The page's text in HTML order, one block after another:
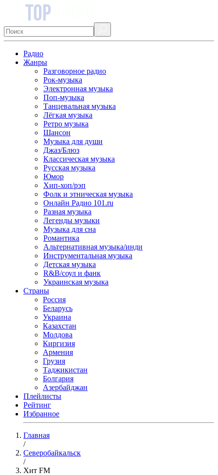
Радио
Жанры
Разговорное радио
Рок-музыка
Электронная музыка
Поп-музыка
Танцевальная музыка
Лёгкая музыка
Ретро музыка
Шансон
Музыка для души
Джаз/Блюз
Классическая музыка
Русская музыка
Юмор
Хип-хоп/рэп
Фолк и этническая музыка
Онлайн Радио 101.ru
Разная музыка
Легенды музыки
Музыка для сна
Романтика
Альтернативная музыка/инди
Инструментальная музыка
Детская музыка
R&B/cоул и фанк
Украинская музыка
Страны
Россия
Беларусь
Украина
Казахстан
Молдова
Киргизия
Армения
Грузия
Таджикистан
Болгария
Азербайджан
Плейлисты
Рейтинг
Избранное
Главная
/
Северобайкальск
/
Хит FM